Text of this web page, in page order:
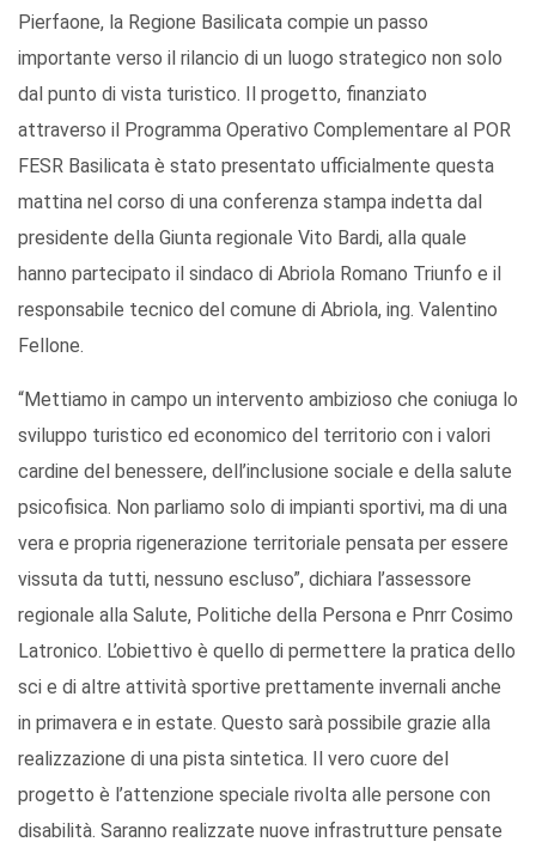
Pierfaone, la Regione Basilicata compie un passo
importante verso il rilancio di un luogo strategico non solo
dal punto di vista turistico. Il progetto, finanziato
attraverso il Programma Operativo Complementare al POR
FESR Basilicata è stato presentato ufficialmente questa
mattina nel corso di una conferenza stampa indetta dal
presidente della Giunta regionale Vito Bardi, alla quale
hanno partecipato il sindaco di Abriola Romano Triunfo e il
responsabile tecnico del comune di Abriola, ing. Valentino
Fellone.
“Mettiamo in campo un intervento ambizioso che coniuga lo
sviluppo turistico ed economico del territorio con i valori
cardine del benessere, dell’inclusione sociale e della salute
psicofisica. Non parliamo solo di impianti sportivi, ma di una
vera e propria rigenerazione territoriale pensata per essere
vissuta da tutti, nessuno escluso”, dichiara l’assessore
regionale alla Salute, Politiche della Persona e Pnrr Cosimo
Latronico. L’obiettivo è quello di permettere la pratica dello
sci e di altre attività sportive prettamente invernali anche
in primavera e in estate. Questo sarà possibile grazie alla
realizzazione di una pista sintetica. Il vero cuore del
progetto è l’attenzione speciale rivolta alle persone con
disabilità. Saranno realizzate nuove infrastrutture pensate